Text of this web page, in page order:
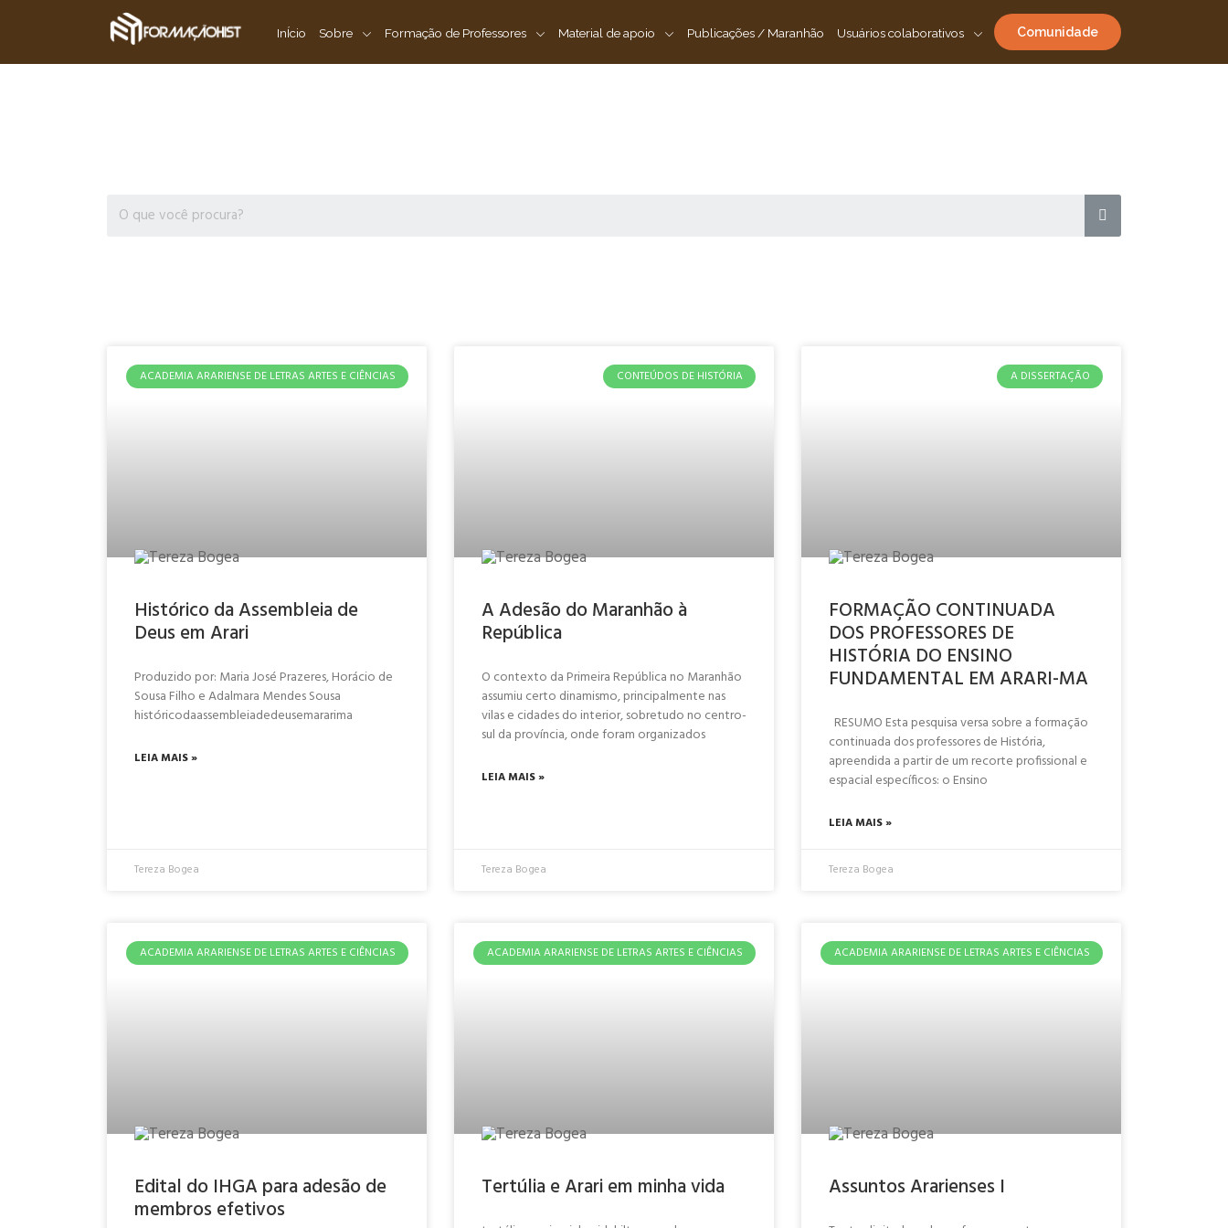
InÍcio Sobre Formação de Professores Material de apoio Publicações / Maranhão Usuários colaborativos Comunidade
ACADEMIA ARARIENSE DE LETRAS ARTES E CIÊNCIAS
Histórico da Assembleia de
Deus em Arari
Produzido por: Maria José Prazeres, Horácio de
Sousa Filho e Adalmara Mendes Sousa
históricodaassembleiadedeusemararima
LEIA MAIS »
Tereza Bogea
CONTEÚDOS DE HISTÓRIA
A Adesão do Maranhão à
República
O contexto da Primeira República no Maranhão
assumiu certo dinamismo, principalmente nas
vilas e cidades do interior, sobretudo no centro-
sul da província, onde foram organizados
LEIA MAIS »
Tereza Bogea
A DISSERTAÇÃO
FORMAÇÃO CONTINUADA
DOS PROFESSORES DE
HISTÓRIA DO ENSINO
FUNDAMENTAL EM ARARI-MA
RESUMO Esta pesquisa versa sobre a formação
continuada dos professores de História,
apreendida a partir de um recorte profissional e
espacial específicos: o Ensino
LEIA MAIS »
Tereza Bogea
ACADEMIA ARARIENSE DE LETRAS ARTES E CIÊNCIAS
Edital do IHGA para adesão de
membros efetivos
ACADEMIA ARARIENSE DE LETRAS ARTES E CIÊNCIAS
Tertúlia e Arari em minha vida
ACADEMIA ARARIENSE DE LETRAS ARTES E CIÊNCIAS
Assuntos Ararienses I